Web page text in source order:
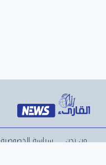
من نحن سياسة الخصوصية